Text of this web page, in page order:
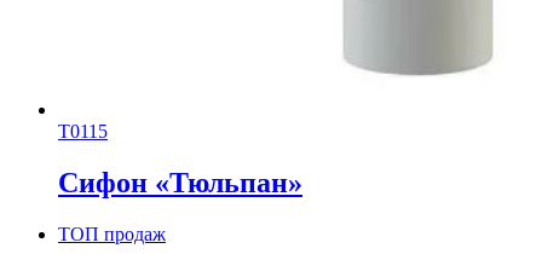
Т0115
Сифон «Тюльпан»
ТОП продаж